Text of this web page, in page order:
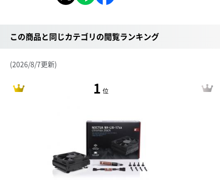
この商品と同じカテゴリの閲覧ランキング
(2026/8/7更新)
1 位